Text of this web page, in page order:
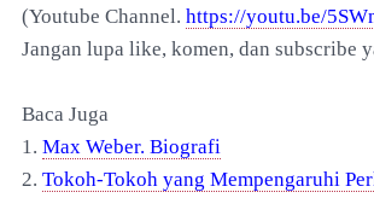
(Youtube Channel. https://youtu.be/
Jangan lupa like, komen, dan subscribe
Baca Juga
1. Max Weber. Biografi
2. Tokoh-Tokoh yang Mempengaruhi